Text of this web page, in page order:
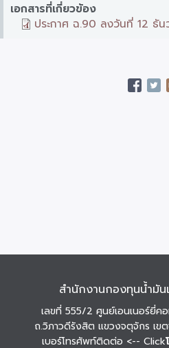
เอกสารที่เกี่ยวข้อง
ประกาศ ฉ.90 ลงวันที่ 12 ธั
สำนักงานกองทุนน้ำมัน
เลขที่ 555/2 ศูนย์เอนเนอร์ยี่ค
ถ.วิภาวดีรังสิต แขวงจตุจักร เข
เบอร์โทรศัพท์ติดต่อ <-- Click